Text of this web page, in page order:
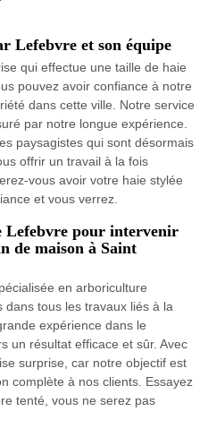
Lefebvre et son équipe
qui effectue une taille de haie
pouvez avoir confiance à notre
dans cette ville. Notre service
par notre longue expérience.
paysagistes qui sont désormais
offrir un travail à la fois
vous avoir votre haie stylée
et vous verrez.
Lefebvre pour intervenir
de maison à Saint
en arboriculture
tous les travaux liés à la
expérience dans le
un résultat efficace et sûr. Avec
surprise, car notre objectif est
complète à nos clients. Essayez
tenté, vous ne serez pas